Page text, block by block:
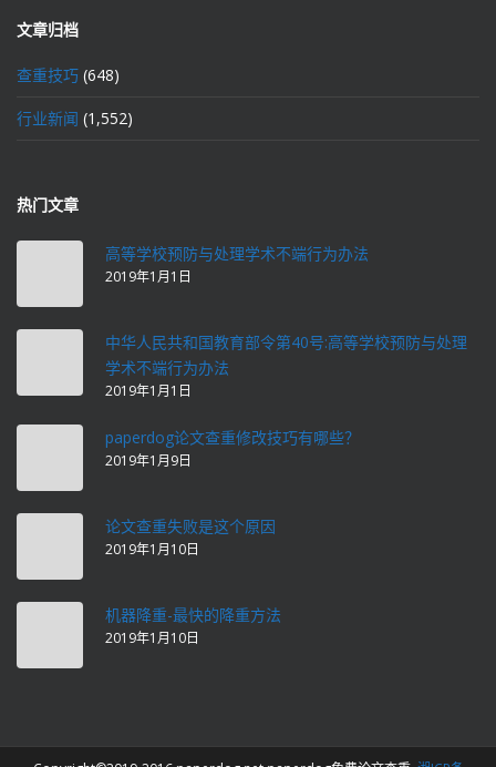
文章归档
查重技巧 (648)
行业新闻 (1,552)
热门文章
高等学校预防与处理学术不端行为办法
2019年1月1日
中华人民共和国教育部令第40号:高等学校预防与处理
学术不端行为办法
2019年1月1日
paperdog论文查重修改技巧有哪些？
2019年1月9日
论文查重失败是这个原因
2019年1月10日
机器降重-最快的降重方法
2019年1月10日